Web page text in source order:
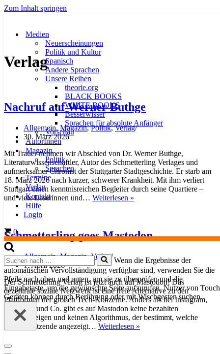
Zum Inhalt springen
Medien
Neuerscheinungen
Politik und Kultur
Spanisch
Andere Sprachen
Unsere Reihen
theorie.org
BLACK BOOKS
WHITE BOOKS
Besserwisser
Sprachen für absolute Anfänger
Vorschau
AutorInnen
Magazin
Politik
Sprachen
Termine
Verlag
Kontakt
Hilfe
Login
Warenkorb
0
Suchen
nach …
Wenn die Ergebnisse der
automatischen Vervollständigung verfügbar sind, verwenden Sie die
Pfeile nach oben und unten, um sie zu überprüfen und die
Eingabetaste, um die gewünschte Seite aufzurufen. Nutzer von
Geräten können durch Berührung oder mit Wischgesten suchen.
Navigationsmenü
Verlag
Nachruf auf Werner Buthge
Allgemein, Magazin,Politik,Verlag
30. März 2026
Mit Trauer nehmen wir Abschied von Dr. Werner Buthge,
Literaturwissenschaftler, Autor des Schmetterling Verlages und
aufmerksamer Chronist der Stuttgarter Stadtgeschichte. Er starb am
18. März 2026 nach kurzer, schwerer Krankheit. Mit ihm verliert
Stuttgart einen kenntnisreichen Begleiter durch seine Quartiere –
und viele Leserinnen und… Weiterlesen »
Schmetterling goes Mastodon
Allgemein,Magazin,Verlag
1. April 2026
Der Schmetterling Verlag ist jetzt auch auf Mastodon! Das
dezentrale soziale Netzwerk ist eine freie Alternative zu den
Plattformen der großen Tech-Konzerne. Anders als bei Instagram,
Facebook und Co. gibt es auf Mastodon keine bezahlten
Werbeanzeigen und keinen Algorithmus, der bestimmt, welche
Inhalte Nutzende angezeigt… Weiterlesen »